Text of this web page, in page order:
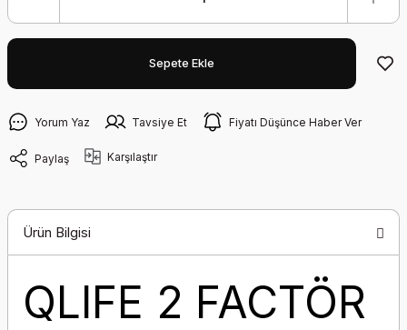
Sepete Ekle
Yorum Yaz Tavsiye Et Fiyatı Düşünce Haber Ver
Paylaş Karşılaştır
Ürün Bilgisi
QLIFE 2 FACTÖR